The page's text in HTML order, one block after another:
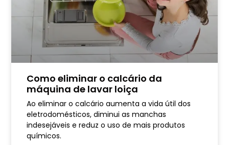
Como eliminar o calcário da
máquina de lavar loiça
Ao eliminar o calcário aumenta a vida útil dos
eletrodomésticos, diminui as manchas
indesejáveis e reduz o uso de mais produtos
químicos.